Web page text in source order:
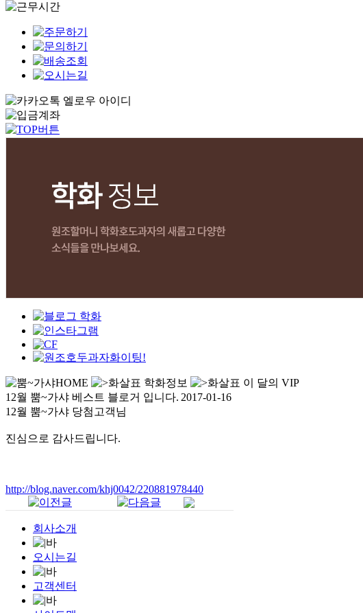
HOME 학화정보
이 달의 VIP
12월 뿜~가샤 베스트 블로거 입니다. 2017-01-16
12월 뿜~가샤 당첨고객님
진심으로 감사드립니다.
http://blog.naver.com/khj0042/220881978440
회사소개
오시는길
고객센터